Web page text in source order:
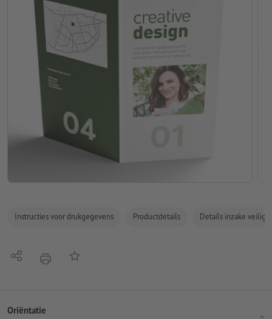
Instructies voor drukgegevens Productdetails Details inzake
Delen afdrukkenOp de lijst
Oriëntatie